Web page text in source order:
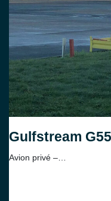
Gulfstream
Avion privé –…